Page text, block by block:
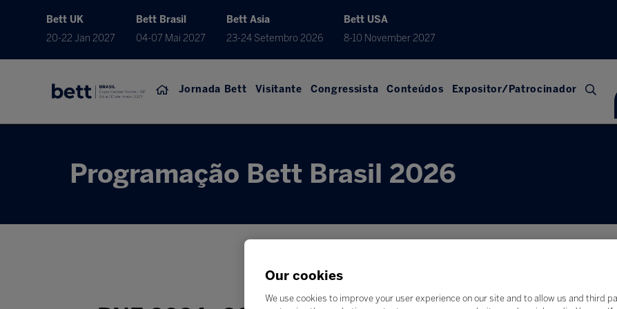
Bett UK
20-22 Jan 2027
Bett Brasil
04-07 Mai 2027
Bett Asia
23-24 Setembro 2026
Bett USA
8-10 November 2027
Jornada Bett Visitante Congressista Conteúdos Expositor/Patrocinador
Programação Bett Brasil 2026
Our cookies
We use cookies to improve your user experience on our site and to allow us and third